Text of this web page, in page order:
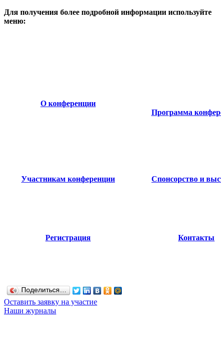
Для получения более подробной информации используйте
меню:
О конференции
Программа
Участникам конференции Спонсорство и
Регистрация Контакты
Поделиться…
Оставить заявку на участие
Наши журналы